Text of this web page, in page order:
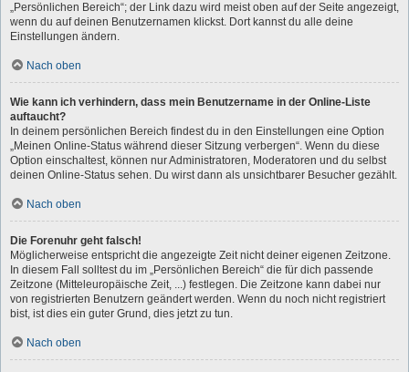
„Persönlichen Bereich“; der Link dazu wird meist oben auf der Seite angezeigt,
wenn du auf deinen Benutzernamen klickst. Dort kannst du alle deine
Einstellungen ändern.
Nach oben
Wie kann ich verhindern, dass mein Benutzername in der Online-Liste
auftaucht?
In deinem persönlichen Bereich findest du in den Einstellungen eine Option
„Meinen Online-Status während dieser Sitzung verbergen“. Wenn du diese
Option einschaltest, können nur Administratoren, Moderatoren und du selbst
deinen Online-Status sehen. Du wirst dann als unsichtbarer Besucher gezählt.
Nach oben
Die Forenuhr geht falsch!
Möglicherweise entspricht die angezeigte Zeit nicht deiner eigenen Zeitzone.
In diesem Fall solltest du im „Persönlichen Bereich“ die für dich passende
Zeitzone (Mitteleuropäische Zeit, ...) festlegen. Die Zeitzone kann dabei nur
von registrierten Benutzern geändert werden. Wenn du noch nicht registriert
bist, ist dies ein guter Grund, dies jetzt zu tun.
Nach oben